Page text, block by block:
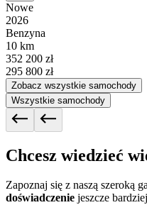
Nowe
2026
Benzyna
10 km
352 200 zł
295 800 zł
Zobacz wszystkie samochody
Wszystkie samochody
Chcesz wiedzieć
Zapoznaj się z naszą szeroką
doświadczenie jeszcze bardziej